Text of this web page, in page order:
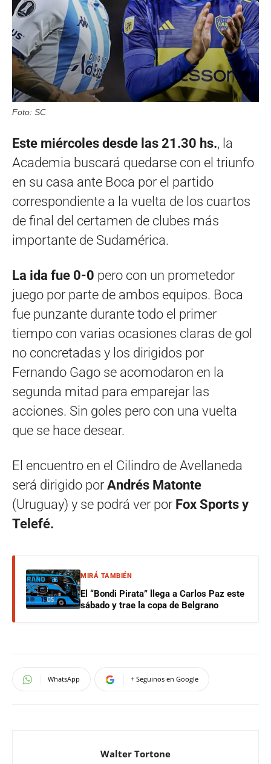
Foto: SC
Este miércoles desde las 21.30 hs., la
Academia buscará quedarse con el triunfo
en su casa ante Boca por el partido
correspondiente a la vuelta de los cuartos
de final del certamen de clubes más
importante de Sudamérica.
La ida fue 0-0 pero con un prometedor
juego por parte de ambos equipos. Boca
fue punzante durante todo el primer
tiempo con varias ocasiones claras de gol
no concretadas y los dirigidos por
Fernando Gago se acomodaron en la
segunda mitad para emparejar las
acciones. Sin goles pero con una vuelta
que se hace desear.
El encuentro en el Cilindro de Avellaneda
será dirigido por Andrés Matonte
(Uruguay) y se podrá ver por Fox Sports y
Telefé.
MIRÁ TAMBIÉN
El “Bondi Pirata” llega a Carlos Paz este
sábado y trae la copa de Belgrano
WhatsApp + Seguinos en Google
Walter Tortone